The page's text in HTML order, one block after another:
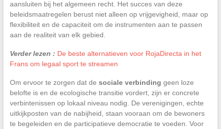
aansluiten bij het algemeen recht. Het succes van deze
beleidsmaatregelen berust niet alleen op vrijgevigheid, maar op
flexibiliteit en de capaciteit om de instrumenten aan te passen
aan de realiteit van elk gebied.
Verder lezen : De beste alternatieven voor RojaDirecta in het
Frans om legaal sport te streamen
Om ervoor te zorgen dat de sociale verbinding geen loze
belofte is en de ecologische transitie vordert, zijn er concrete
verbintenissen op lokaal niveau nodig. De verenigingen, echte
uitkijkposten van de nabijheid, staan vooraan om de bewoners
te begeleiden en de participatieve democratie te voeden. Voor